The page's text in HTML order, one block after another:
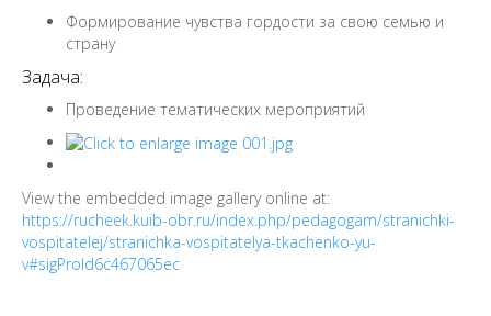
Формирование чувства гордости за свою семью и
страну
Задача:
Проведение тематических мероприятий
View the embedded image gallery online at:
https://rucheek.kuib-obr.ru/index.php/pedagogam/stranichki-
vospitatelej/stranichka-vospitatelya-tkachenko-yu-
v#sigProId6c467065ec